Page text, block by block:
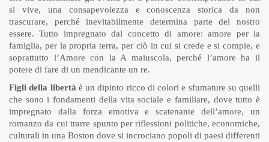
si vive, una consapevolezza e conoscenza storica da non
trascurare, perché inevitabilmente determina parte del nostro
essere. Tutto impregnato dal concetto di amore: amore per la
famiglia, per la propria terra, per ciò in cui si crede e si compie, e
soprattutto l’Amore con la A maiuscola, perché l’amore ha il
potere di fare di un mendicante un re.
Figli della libertà è un dipinto ricco di colori e sfumature su quelli
che sono i fondamenti della vita sociale e familiare, dove tutto è
impregnato dalla forza emotiva e scatenante dell’amore, un
romanzo da cui trarre spunto per riflessioni politiche, economiche,
culturali in una Boston dove si incrociano popoli di paesi differenti